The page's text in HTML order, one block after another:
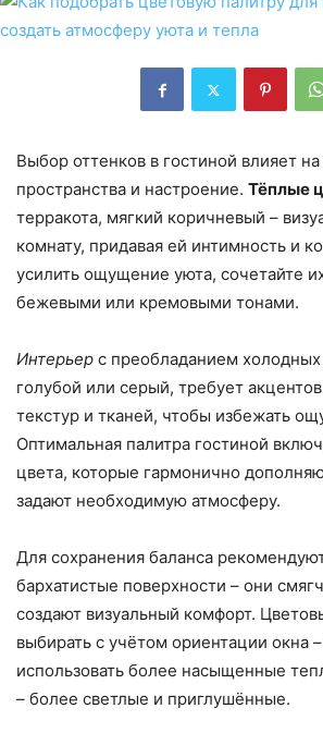
Выбор оттенков в гостиной влияет
пространства и настроение. Тёплые
терракота, мягкий коричневый –
комнату, придавая ей интимность и
усилить ощущение уюта, сочетайте
бежевыми или кремовыми тонами.
Интерьер с преобладанием холодных
голубой или серый, требует
текстур и тканей, чтобы избежать
Оптимальная палитра гостиной
цвета, которые гармонично
задают необходимую атмосферу.
Для сохранения баланса
бархатистые поверхности – они
создают визуальный комфорт.
выбирать с учётом ориентации окна
использовать более насыщенные
– более светлые и приглушённые.